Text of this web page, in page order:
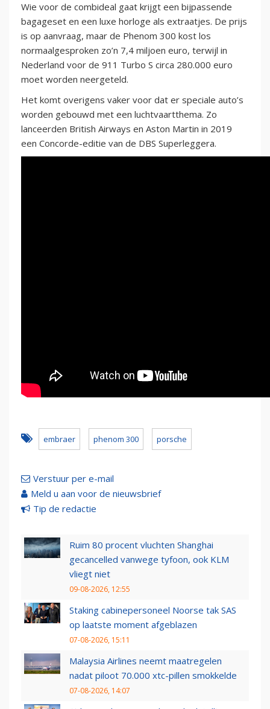
Wie voor de combideal gaat krijgt een bijpassende
bagageset en een luxe horloge als extraatjes. De prijs
is op aanvraag, maar de Phenom 300 kost los
normaalgesproken zo’n 7,4 miljoen euro, terwijl in
Nederland voor de 911 Turbo S circa 280.000 euro
moet worden neergeteld.
Het komt overigens vaker voor dat er speciale auto’s
worden gebouwd met een luchtvaartthema. Zo
lanceerden British Airways en Aston Martin in 2019
een Concorde-editie van de DBS Superleggera.
embraer phenom 300 porsche
Verstuur per e-mail
Meld u aan voor de nieuwsbrief
Tip de redactie
Ruim 80 procent vluchten Shanghai
gecancelled vanwege tyfoon, ook KLM
vliegt niet
09-08-2026, 12:55
Staking cabinepersoneel Noorse tak SAS
op laatste moment afgeblazen
07-08-2026, 15:11
Malaysia Airlines neemt maatregelen
nadat piloot 70.000 xtc-pillen smokkelde
07-08-2026, 14:07